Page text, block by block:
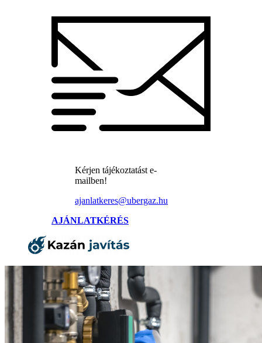
Kérjen tájékoztatást e-
mailben!
ajanlatkeres@ubergaz.hu
AJÁNLATKÉRÉS